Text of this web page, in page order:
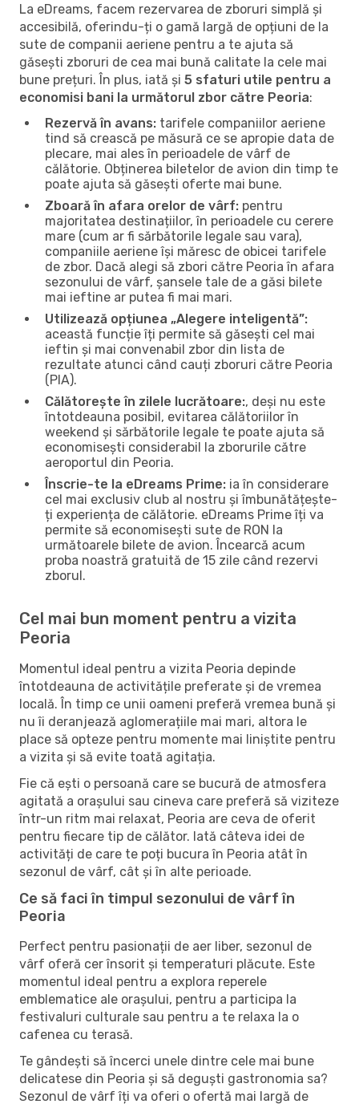
La eDreams, facem rezervarea de zboruri simplă și
accesibilă, oferindu-ți o gamă largă de opțiuni de la
sute de companii aeriene pentru a te ajuta să
găsești zboruri de cea mai bună calitate la cele mai
bune prețuri. În plus, iată și 5 sfaturi utile pentru a
economisi bani la următorul zbor către Peoria:
Rezervă în avans: tarifele companiilor aeriene
tind să crească pe măsură ce se apropie data de
plecare, mai ales în perioadele de vârf de
călătorie. Obținerea biletelor de avion din timp te
poate ajuta să găsești oferte mai bune.
Zboară în afara orelor de vârf: pentru
majoritatea destinațiilor, în perioadele cu cerere
mare (cum ar fi sărbătorile legale sau vara),
companiile aeriene își măresc de obicei tarifele
de zbor. Dacă alegi să zbori către Peoria în afara
sezonului de vârf, șansele tale de a găsi bilete
mai ieftine ar putea fi mai mari.
Utilizează opțiunea „Alegere inteligentă”:
această funcție îți permite să găsești cel mai
ieftin și mai convenabil zbor din lista de
rezultate atunci când cauți zboruri către Peoria
(PIA).
Călătorește în zilele lucrătoare:, deși nu este
întotdeauna posibil, evitarea călătoriilor în
weekend și sărbătorile legale te poate ajuta să
economisești considerabil la zborurile către
aeroportul din Peoria.
Înscrie-te la eDreams Prime: ia în considerare
cel mai exclusiv club al nostru și îmbunătățește-
ți experiența de călătorie. eDreams Prime îți va
permite să economisești sute de RON la
următoarele bilete de avion. Încearcă acum
proba noastră gratuită de 15 zile când rezervi
zborul.
Cel mai bun moment pentru a vizita
Peoria
Momentul ideal pentru a vizita Peoria depinde
întotdeauna de activitățile preferate și de vremea
locală. În timp ce unii oameni preferă vremea bună și
nu îi deranjează aglomerațiile mai mari, altora le
place să opteze pentru momente mai liniștite pentru
a vizita și să evite toată agitația.
Fie că ești o persoană care se bucură de atmosfera
agitată a orașului sau cineva care preferă să viziteze
într-un ritm mai relaxat, Peoria are ceva de oferit
pentru fiecare tip de călător. Iată câteva idei de
activități de care te poți bucura în Peoria atât în ​​
sezonul de vârf, cât și în alte perioade.
Ce să faci în timpul sezonului de vârf în
Peoria
Perfect pentru pasionații de aer liber, sezonul de
vârf oferă cer însorit și temperaturi plăcute. Este
momentul ideal pentru a explora reperele
emblematice ale orașului, pentru a participa la
festivaluri culturale sau pentru a te relaxa la o
cafenea cu terasă.
Te gândești să încerci unele dintre cele mai bune
delicatese din Peoria și să deguști gastronomia sa?
Sezonul de vârf îți va oferi o ofertă mai largă de